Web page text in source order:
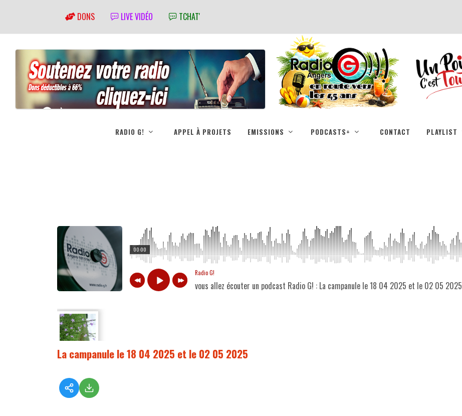
DONS LIVE VIDÉO TCHAT'
RADIO G! APPEL À PROJETS EMISSIONS PODCASTS+ CONTACT PLAYLIST
00:00
Radio G!
vous allez écouter un podcast Radio G! : La campanule le 18 04 2025 et le 02 05 2025
La campanule le 18 04 2025 et le 02 05 2025